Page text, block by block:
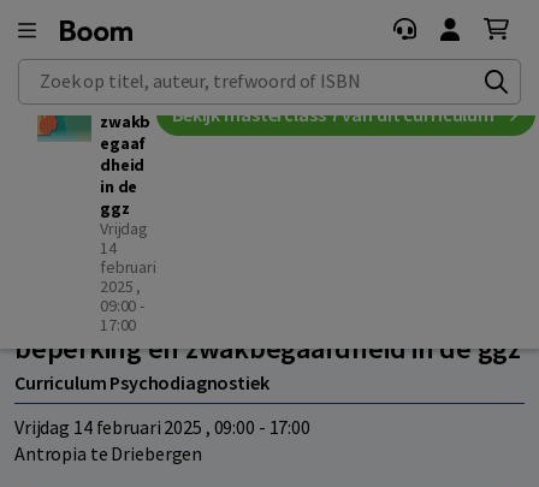
Zoek op titel, auteur, trefwoord of ISBN
e
beper
king
en
zwakb
egaaf
dheid
in de
ggz
vrijdag
14
februari
2025 ,
09:00 -
17:00
Bekijk masterclass 7 van dit curriculum
Masterclass 6
Net even anders? Licht verstandelijke
beperking en zwakbegaafdheid in de ggz
Curriculum Psychodiagnostiek
vrijdag 14 februari 2025 , 09:00 - 17:00
Antropia te Driebergen